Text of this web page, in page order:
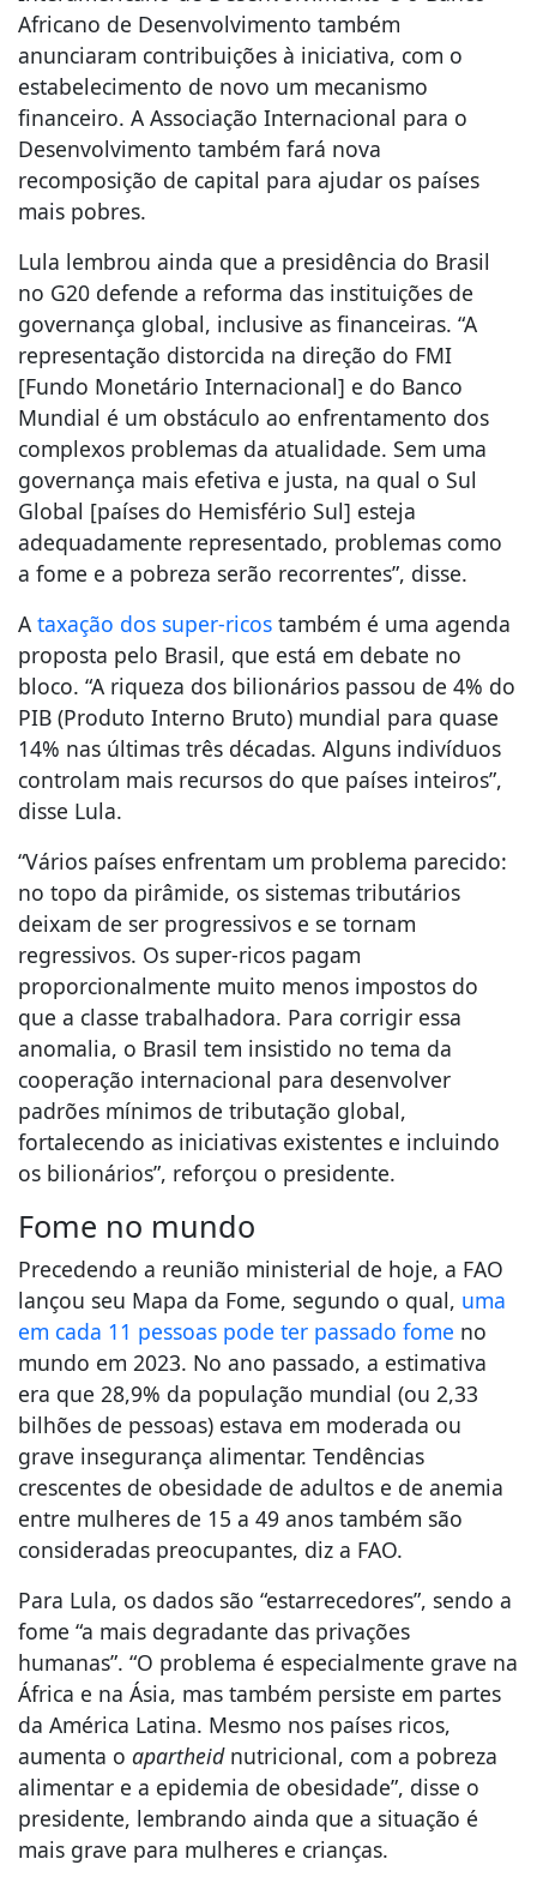
Africano de Desenvolvimento também
anunciaram contribuições à iniciativa, com o
estabelecimento de novo um mecanismo
financeiro. A Associação Internacional para o
Desenvolvimento também fará nova
recomposição de capital para ajudar os países
mais pobres.
Lula lembrou ainda que a presidência do Brasil
no G20 defende a reforma das instituições de
governança global, inclusive as financeiras. “A
representação distorcida na direção do FMI
[Fundo Monetário Internacional] e do Banco
Mundial é um obstáculo ao enfrentamento dos
complexos problemas da atualidade. Sem uma
governança mais efetiva e justa, na qual o Sul
Global [países do Hemisfério Sul] esteja
adequadamente representado, problemas como
a fome e a pobreza serão recorrentes”, disse.
A taxação dos super-ricos também é uma agenda
proposta pelo Brasil, que está em debate no
bloco. “A riqueza dos bilionários passou de 4% do
PIB (Produto Interno Bruto) mundial para quase
14% nas últimas três décadas. Alguns indivíduos
controlam mais recursos do que países inteiros”,
disse Lula.
“Vários países enfrentam um problema parecido:
no topo da pirâmide, os sistemas tributários
deixam de ser progressivos e se tornam
regressivos. Os super-ricos pagam
proporcionalmente muito menos impostos do
que a classe trabalhadora. Para corrigir essa
anomalia, o Brasil tem insistido no tema da
cooperação internacional para desenvolver
padrões mínimos de tributação global,
fortalecendo as iniciativas existentes e incluindo
os bilionários”, reforçou o presidente.
Fome no mundo
Precedendo a reunião ministerial de hoje, a FAO
lançou seu Mapa da Fome, segundo o qual, uma
em cada 11 pessoas pode ter passado fome no
mundo em 2023. No ano passado, a estimativa
era que 28,9% da população mundial (ou 2,33
bilhões de pessoas) estava em moderada ou
grave insegurança alimentar. Tendências
crescentes de obesidade de adultos e de anemia
entre mulheres de 15 a 49 anos também são
consideradas preocupantes, diz a FAO.
Para Lula, os dados são “estarrecedores”, sendo a
fome “a mais degradante das privações
humanas”. “O problema é especialmente grave na
África e na Ásia, mas também persiste em partes
da América Latina. Mesmo nos países ricos,
aumenta o apartheidnutricional, com a pobreza
alimentar e a epidemia de obesidade”, disse o
presidente, lembrando ainda que a situação é
mais grave para mulheres e crianças.